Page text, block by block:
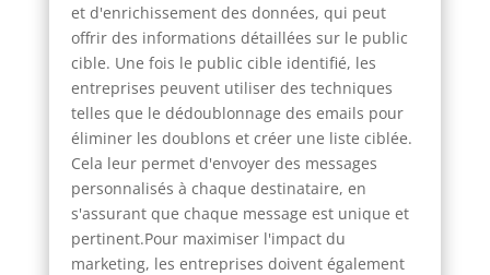
et d'enrichissement des données, qui peut
offrir des informations détaillées sur le public
cible. Une fois le public cible identifié, les
entreprises peuvent utiliser des techniques
telles que le dédoublonnage des emails pour
éliminer les doublons et créer une liste ciblée.
Cela leur permet d'envoyer des messages
personnalisés à chaque destinataire, en
s'assurant que chaque message est unique et
pertinent.Pour maximiser l'impact du
marketing, les entreprises doivent également